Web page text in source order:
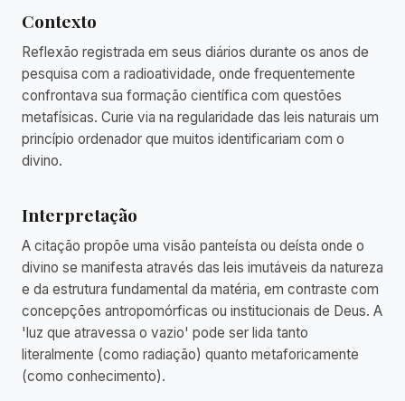
Contexto
Reflexão registrada em seus diários durante os anos de
pesquisa com a radioatividade, onde frequentemente
confrontava sua formação científica com questões
metafísicas. Curie via na regularidade das leis naturais um
princípio ordenador que muitos identificariam com o
divino.
Interpretação
A citação propõe uma visão panteísta ou deísta onde o
divino se manifesta através das leis imutáveis da natureza
e da estrutura fundamental da matéria, em contraste com
concepções antropomórficas ou institucionais de Deus. A
'luz que atravessa o vazio' pode ser lida tanto
literalmente (como radiação) quanto metaforicamente
(como conhecimento).